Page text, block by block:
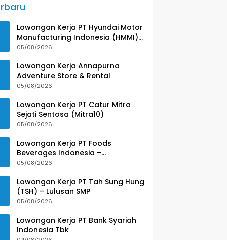
Lowongan Kerja PT Hyundai Motor
Manufacturing Indonesia (HMMI)
– Lulusan SMK
05/08/2026
Lowongan Kerja Annapurna
Adventure Store & Rental
05/08/2026
Lowongan Kerja PT Catur Mitra
Sejati Sentosa (Mitra10)
05/08/2026
Lowongan Kerja PT Foods
Beverages Indonesia –
Purwokerto
05/08/2026
Lowongan Kerja PT Tah Sung Hung
(TSH) – Lulusan SMP
05/08/2026
Lowongan Kerja PT Bank Syariah
Indonesia Tbk